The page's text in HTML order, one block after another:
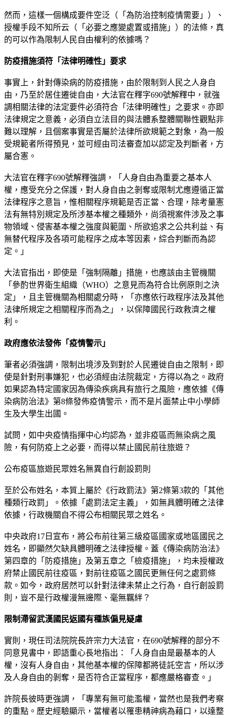
然而，這樣一個構成要件空泛（「為防治控制疫情需要」）、
授權手段不知所云（「必要之應變處置或措施」）的法條，真
的可以作為限制人民自由權利的依據嗎？
防疫措施須符「法律明確性」要求
事實上，針對傳染病的防疫措施，由於限制到人民之人身自
由，乃至於居住遷徙自由，大法官在釋字690號解釋中，就強
調相關法律的法定要件必須符合「法律明確性」之要求。亦即
法律規定之意義，必須自立法目的與法體系整體關聯性觀點非
難以理解，且個案事實是否屬於法律所欲規範之對象，為一般
受規範者所得預見，並可經由司法審查加以認定及判斷者，方
屬合憲。
大法官在釋字690號解釋強調，「人身自由為重要之基本人
權，應受充分之保護，對人身自由之剝奪或限制尤應遵循正當
法律程序之意旨，惟相關程序規範是否正當、合理，除考量憲
法有無特別規定及所涉基本權之種類外，尚須視案件涉及之事
物領域、侵害基本權之強度與範圍、所欲追求之公共利益、有
無替代程序及各項可能程序之成本等因素，綜合判斷而為認
定。」
大法官指出，即使是「強制隔離」措施，也應該由主管機關
「參酌世界衛生組織（WHO）之意見而為符合比例原則之決
定」，且主管機關為相關處分時，「亦應依行政程序法及其他
法律所規定之相關程序而為之」，以保障國民行政救濟之權
利。
政府應依法發佈「疫情警示」
筆者必須強調，限制出境涉及到對於人民遷徙自由之限制，即
使是針對刑事嫌犯，也必須經由法院裁定，方得以為之。政府
如果認為特定國家因為傳染疾病具有旅行之風險，應依據《傳
染病防治法》第8條發佈疫情警示，而不是片面禁止中小學師
生及大學生出國。
試問，如中央疫情指揮中心均認為，並非疫區而無染病之風
險，有何防疫上之必要，而得以禁止國民前往旅遊？
公布疫區旅遊民眾姓名無異自行創設罰則
至於公布姓名，本質上屬於《行政罰法》第2條第3款的「其他
種類行政罰」。依據「處罰法定主義」，如無具體明確之法律
依據，行政機關自不得公布相關民眾之姓名。
中央政府17日宣布，將公布前往第三級疫區國家或地區國民之
姓名，即顯然欠缺具體明確之法律授權。蓋《傳染病防治法》
第四章的「防疫措施」及第五章之「檢疫措施」，均未授權政
府禁止國民前往疫區，對前往疫區之國民更無任何之處罰條
款。如今，政府居然可以針對法律未禁止之行為，自行創設罰
則，豈不是行政權漫無邊際、毫無羈絆？
限制滯留武漢國民返國有種族偏見疑慮
實則，現任司法院院長許宗力大法官，在690號解釋的部分不
同意見書中，即語重心長地指出：「人身自由是最基本的人
權，沒有人身自由，其他基本權的保障都將徒託空言，所以涉
及人身自由的剝奪，是否符合正當程序，都應嚴格審查。」
許院長彼時更強調，「專業有無可能濫權，當然也是我們考察
的重點。歷史經驗顯示，當權者以罹患精神病為藉口，以達整